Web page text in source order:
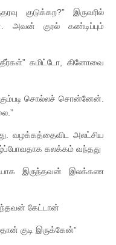
குடுக்கற?” இருவரில்
அவன் குரல் கண்டிப்பும்
கமிட்டோ, கினோவை
சொல்லச் சொன்னேன்.
வழக்கத்தைவிட அலட்சிய
கலக்கம் வந்தது
இருந்தவன் இலக்கண
கேட்டான்
குடி இருக்கேன்”